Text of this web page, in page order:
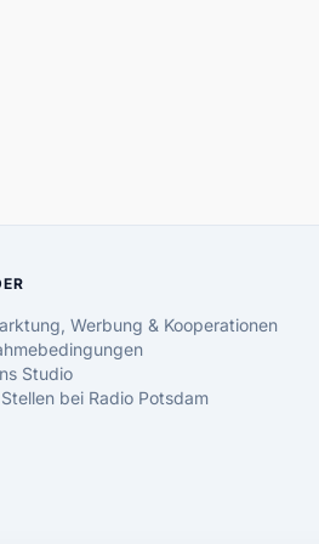
Werbung & Kooperationen
Studio
bei Radio Potsdam